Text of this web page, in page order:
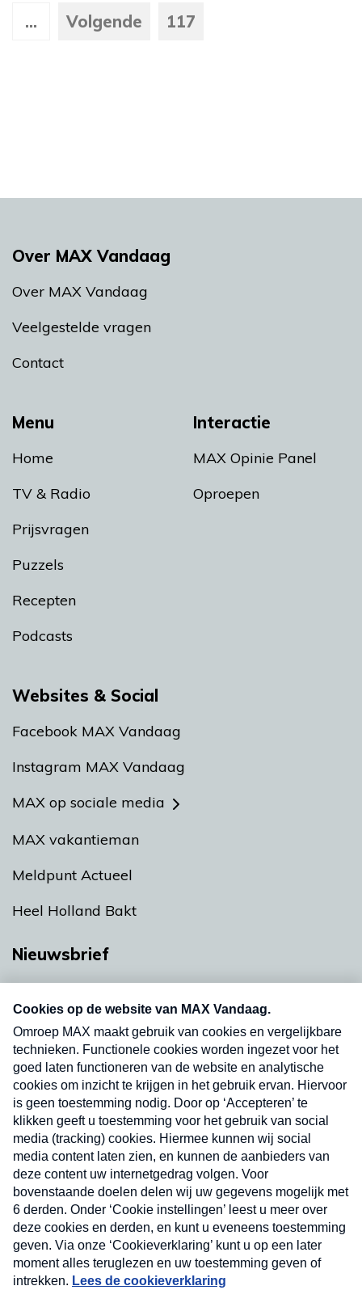
... Volgende 117
Menu
Home
TV & Radio
Prijsvragen
Puzzels
Recepten
Podcasts
Interactie
MAX Opinie Panel
Oproepen
Over MAX Vandaag
Over MAX Vandaag
Veelgestelde vragen
Contact
Websites & Social
Facebook MAX Vandaag
Instagram MAX Vandaag
MAX op sociale media
MAX vakantieman
Meldpunt Actueel
Heel Holland Bakt
Nieuwsbrief
nieuwsbrief. Elke vrijdag- en dinsdagochtend in
uw mailbox.
Verzend
Nieuwsbrief
Neem hier een gratis abonnement op onze
nieuwsbrief. Elke vrijdag- en dinsdagochtend in uw